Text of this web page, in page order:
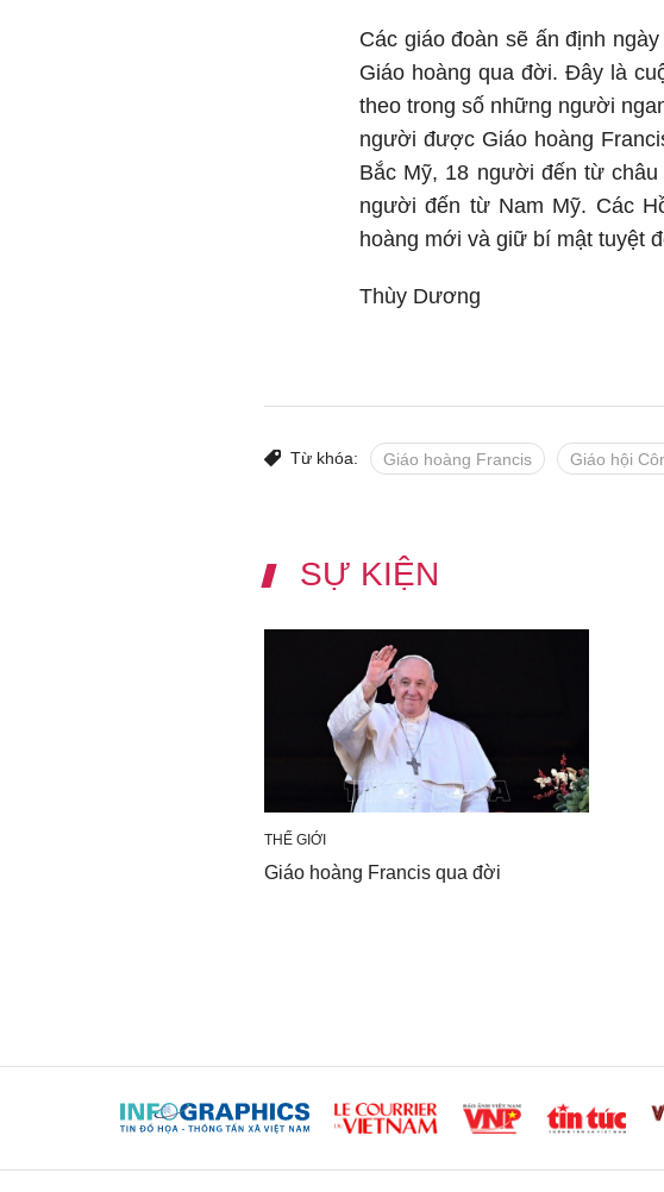
Các giáo đoàn sẽ ấn định
Giáo hoàng qua đời. Đây là
theo trong số những người
người được Giáo hoàng
Bắc Mỹ, 18 người đến từ
người đến từ Nam Mỹ. Các
hoàng mới và giữ bí mật tuyệt
Thùy Dương
Từ khóa: Giáo hoàng Francis Giáo hội
SỰ KIỆN
THẾ GIỚI
Giáo hoàng Francis qua đời